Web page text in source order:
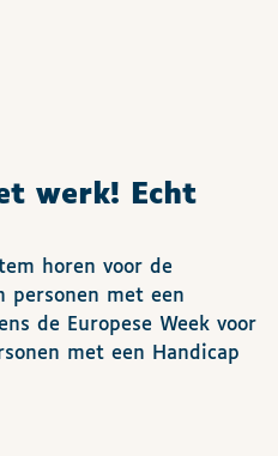
werk! Echt
horen voor de
personen met een
de Europese Week voor
met een Handicap